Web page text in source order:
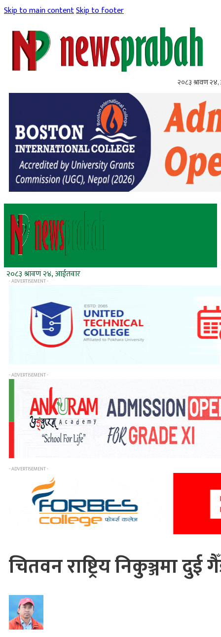
Skip to main contentSkip to footer
२०८३ श्रावण
२०८३ श्रावण २४, आईतवार
- ADVERTISEMENT -
- ADVERTISEMENT -
- ADVERTISEMENT -
चितवन राष्ट्रिय निकुञ्जमा